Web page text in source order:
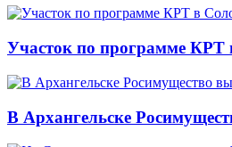
Участок по программе КРТ
В Архангельске